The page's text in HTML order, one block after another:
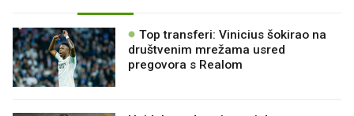
Top transferi: Vinicius šokirao na
društvenim mrežama usred
pregovora s Realom